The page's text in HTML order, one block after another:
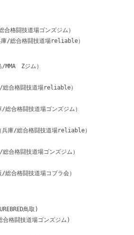
闘技道場ゴンズジム）
/総合格闘技道場reliable）
Zジム）
格闘技道場reliable）
格闘技道場ゴンズジム）
/総合格闘技道場reliable）
格闘技道場ゴンズジム）
格闘技道場コブラ会）
鳥取)
闘技道場ゴンズジム)